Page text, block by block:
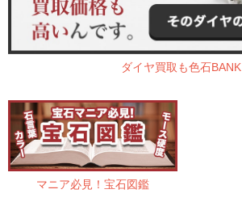
ダイヤ買取も色石BANK
マニア必見！宝石図鑑